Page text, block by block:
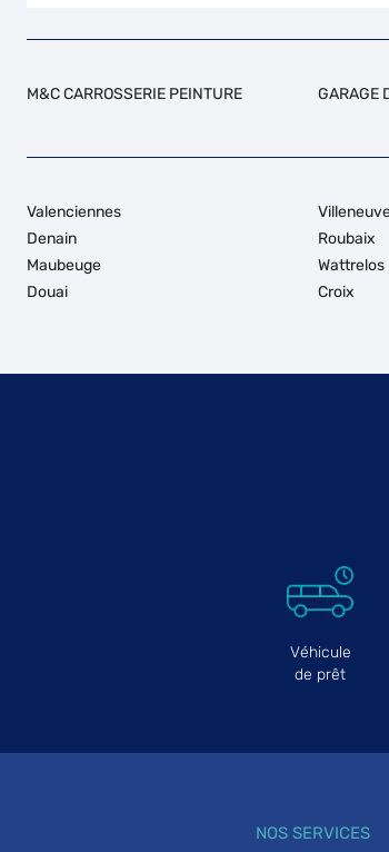
M&C CARROSSERIE PEINTURE GARAGE
Valenciennes
Denain
Maubeuge
Douai
Roubaix
Wattrelos
Croix
Véhicule
de prêt
NOS SERVICES